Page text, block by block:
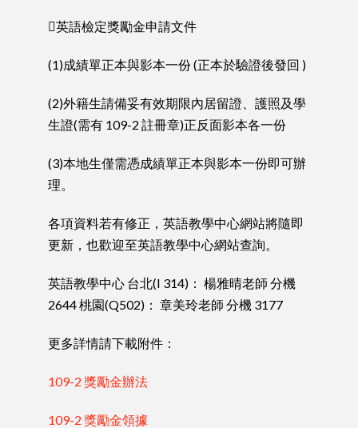
英語檢定獎勵金申請文件
(1)成績單正本與影本一份 (正本於驗證後發回 )
(2)外籍生請備妥有效期限內居留證、護照及學
生證(需有 109-2 註冊章)正反面影本各一份
(3)本地生僅需憑成績單正本與影本一份即可辦
理。
各項資料若有修正，英語教學中心網站將隨即
更新，也歡迎至英語教學中心網站查詢。
英語教學中心 台北(I 314)： 楊雅晴老師 分機
2644 桃園(Q502)： 章美玲老師 分機 3177
更多詳情請下載附件：
109-2 獎勵金辦法
109-2 獎勵金領據